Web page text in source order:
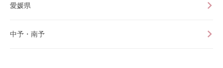
愛媛県
中予・南予